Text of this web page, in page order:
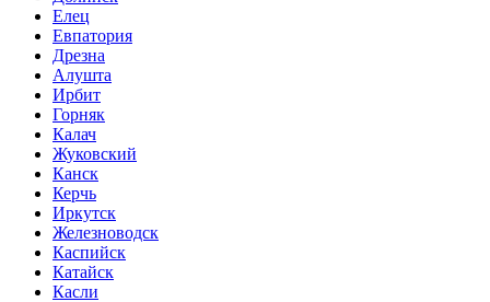
Елец
Евпатория
Дрезна
Алушта
Ирбит
Горняк
Калач
Жуковский
Канск
Керчь
Иркутск
Железноводск
Каспийск
Катайск
Касли